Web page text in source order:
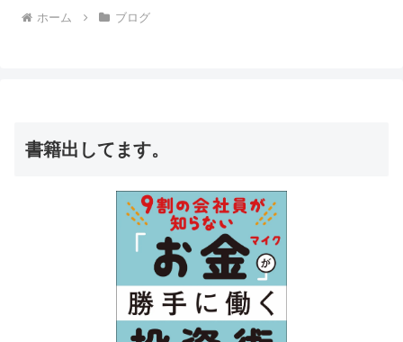
ホーム ブログ
書籍出してます。